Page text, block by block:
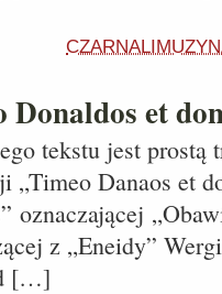
Donaldos et
tekstu jest prostą
„Timeo Danaos et
oznaczającej
z „Eneidy”
[…]